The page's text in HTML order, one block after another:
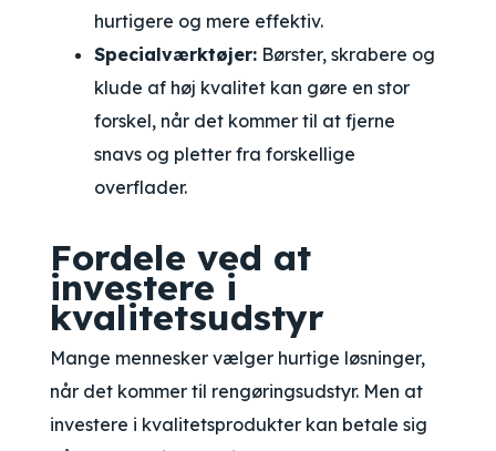
hurtigere og mere effektiv.
Specialværktøjer: Børster, skrabere og
klude af høj kvalitet kan gøre en stor
forskel, når det kommer til at fjerne
snavs og pletter fra forskellige
overflader.
Fordele ved at
investere i
kvalitetsudstyr
Mange mennesker vælger hurtige løsninger,
når det kommer til rengøringsudstyr. Men at
investere i kvalitetsprodukter kan betale sig